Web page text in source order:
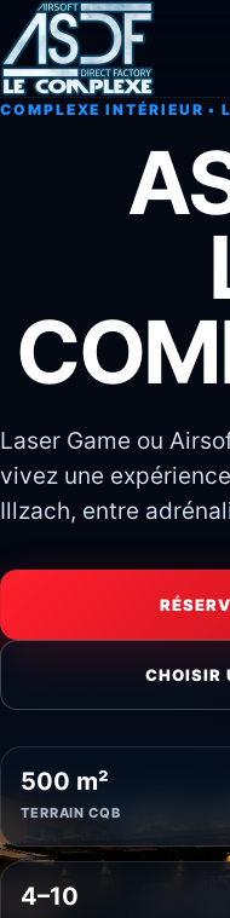
COMPLEXE INTÉRIEUR •
Laser Game ou
vivez une
Illzach, entre
CHOISIR
500 m²
TERRAIN CQB
4–10